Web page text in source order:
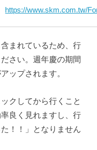
https://www.skm.com.tw/
まれているため、行
さい。週年慶の期間
ップされます。
クしてから行くこと
良く見れますし、行
！！」となりません